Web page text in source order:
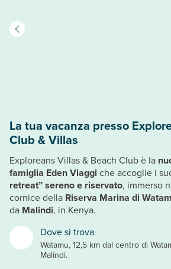
Dove si trova
Watamu, 12,5 km dal centro di
Malindi.
La tua vacanza presso
Club & Villas
Exploreans Villas & Beach Club è la
famiglia Eden Viaggi che accoglie i
retreat” sereno e riservato, immerso
cornice della Riserva Marina di
da Malindi, in Kenya.